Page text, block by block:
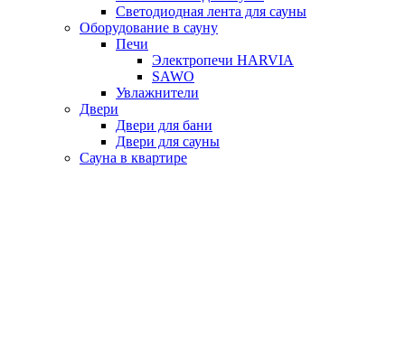
Светодиодная лента для сауны
Оборудование в сауну
Печи
Электропечи HARVIA
SAWO
Увлажнители
Двери
Двери для бани
Двери для сауны
Сауна в квартире